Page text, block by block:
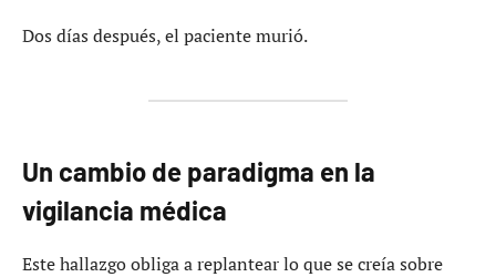
Dos días después, el paciente murió.
Un cambio de paradigma en la
vigilancia médica
Este hallazgo obliga a replantear lo que se creía sobre